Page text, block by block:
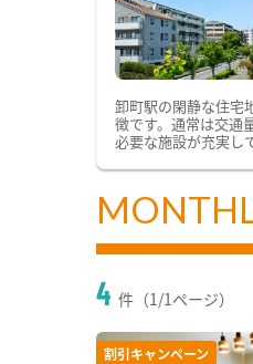
卸町駅の閑静な住宅
徴です。通常は交通
必要な施設が充実し
4 件（1/1ページ）
割引キャンペーン